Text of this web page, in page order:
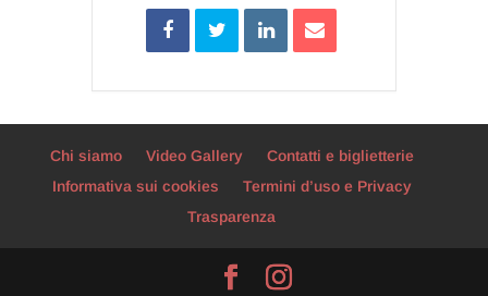
Chi siamo Video Gallery
Contatti e biglietterie
Informativa sui cookies
Termini d’uso e Privacy
Trasparenza